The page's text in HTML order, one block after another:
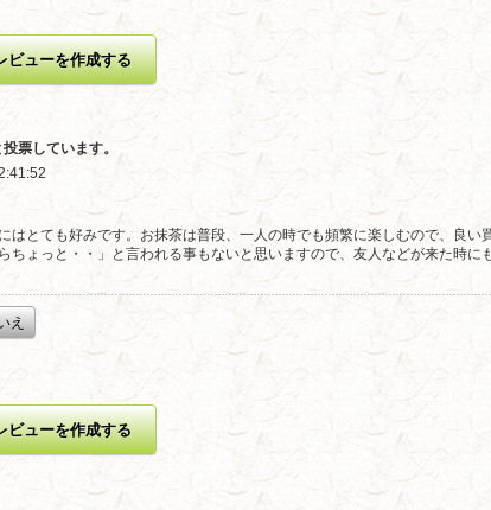
ビューを作成する
票しています。
とても好みです。お抹茶は普段、一人の時でも頻繁に楽しむので、良い
ちょっと・・」と言われる事もないと思いますので、友人などが来た時に
え
ビューを作成する